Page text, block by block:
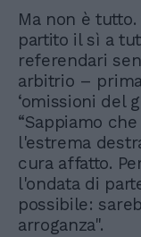
Ma non è
partito il sì a
referendari
arbitrio –
‘omissioni del
“Sappiamo
l'estrema
cura affatto.
l'ondata di
possibile:
arroganza".